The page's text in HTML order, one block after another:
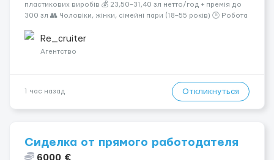
пластикових виробів 💰 23,50–31,40 зл нетто/год + премія до
300 зл 👥 Чоловіки, жінки, сімейні пари (18–55 років) 🕒 Робота
житло — 400 зл. 📦 Обов...
Re_cruiter
Агентство
1 час назад Откликнуться
Сиделка от прямого работодателя
6000 €